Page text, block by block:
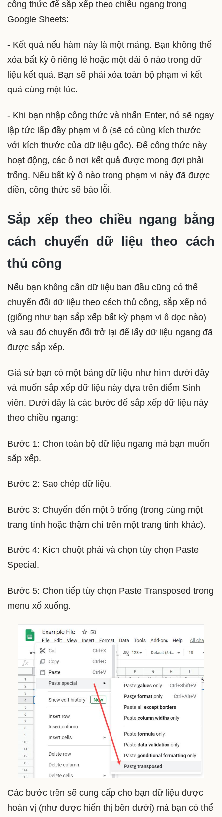
công thức để sắp xếp theo chiều ngang trong
Google Sheets:
- Kết quả nếu hàm này là một mảng. Bạn không thể
xóa bất kỳ ô riêng lẻ hoặc một dải ô nào trong dữ
liệu kết quả. Bạn sẽ phải xóa toàn bộ phạm vi kết
quả cùng một lúc.
- Khi bạn nhập công thức và nhấn Enter, nó sẽ ngay
lập tức lấp đầy phạm vi ô (sẽ có cùng kích thước
với kích thước của dữ liệu gốc). Để công thức này
hoạt động, các ô nơi kết quả được mong đợi phải
trống. Nếu bất kỳ ô nào trong phạm vi này đã được
điền, công thức sẽ báo lỗi.
Sắp xếp theo chiều ngang bằng
cách chuyển dữ liệu theo cách
thủ công
Nếu bạn không cần dữ liệu ban đầu cũng có thể
chuyển đổi dữ liệu theo cách thủ công, sắp xếp nó
(giống như bạn sắp xếp bất kỳ phạm vi ô dọc nào)
và sau đó chuyển đổi trở lại để lấy dữ liệu ngang đã
được sắp xếp.
Giả sử bạn có một bảng dữ liệu như hình dưới đây
và muốn sắp xếp dữ liệu này dựa trên điểm Sinh
viên. Dưới đây là các bước để sắp xếp dữ liệu này
theo chiều ngang:
Bước 1: Chọn toàn bộ dữ liệu ngang mà bạn muốn
sắp xếp.
Bước 2: Sao chép dữ liệu.
Bước 3: Chuyển đến một ô trống (trong cùng một
trang tính hoặc thậm chí trên một trang tính khác).
Bước 4: Kích chuột phải và chọn tùy chọn Paste
Special.
Bước 5: Chọn tiếp tùy chọn Paste Transposed trong
menu xổ xuống.
Các bước trên sẽ cung cấp cho bạn dữ liệu được
hoán vị (như được hiển thị bên dưới) mà bạn có thể